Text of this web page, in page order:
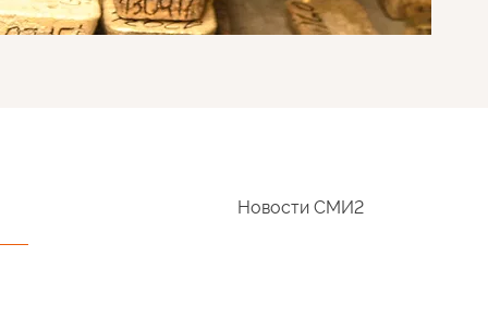
Новости СМИ2